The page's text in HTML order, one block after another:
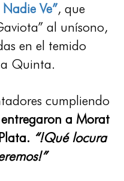
Ve”, que
al unísono,
en el temido
Quinta.
cumpliendo
entregaron a Morat
“!Qué locura